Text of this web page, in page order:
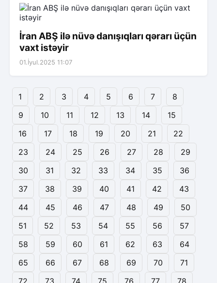
İran ABŞ ilə nüvə danışıqları qərarı üçün
vaxt istəyir
01.İyul.2025 11:07
1 2 3 4 5 6 7
8
9
10 11 12 13 14
15
16
17 18 19 20 21
22
23
24 25 26 27 28
29
30
31 32 33 34 35
36
37
38 39 40 41 42
43
44
45 46 47 48 49
50
51
52 53 54 55 56
57
58
59 60 61 62 63
64
65
66 67 68 69 70
71